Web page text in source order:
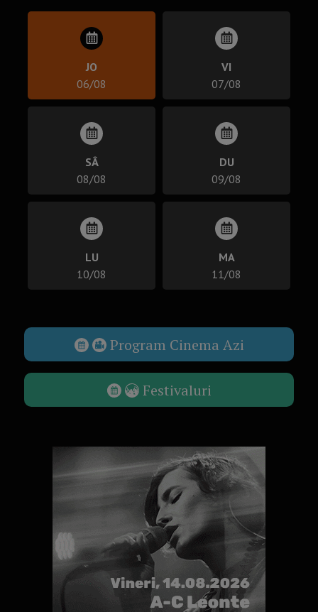
JO
06/08
VI
07/08
SÂ
08/08
DU
09/08
LU
10/08
MA
11/08
Program Cinema Azi
Festivaluri